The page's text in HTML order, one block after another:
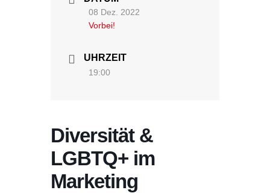
08 Dez. 2022
Vorbei!
UHRZEIT
19:00
Diversität &
LGBTQ+ im
Marketing